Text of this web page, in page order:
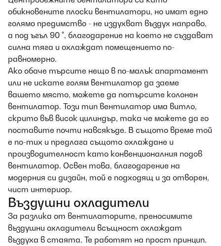
обикновените плоски вентилатори, но имат едно
голямо предимство - не издухват въздух направо,
а под ъгъл 90 °, благодарение на което не създават
силна тяга и охлаждат помещението по-
равномерно.
Ако обаче търсите нещо в по-малък апартамент
или не искате голям вентилатор да заеме
вашето място, можете да потърсите колонен
вентилатор. Този тип вентилатор има витло,
скрито във висок цилиндър, така че можете да го
поставите почти навсякъде. В същото време той
е по-тих и предлага същото охлаждане и
производителност като конвенционалния подов
вентилатор. Освен това, благодарение на
модерния си дизайн, той е подходящ и за отворен,
чист интериор.
Въздушни охладители
За разлика от вентилаторите, преносимите
въздушни охладители всъщност охлаждат
въздуха в стаята. Те работят на прост принцип.